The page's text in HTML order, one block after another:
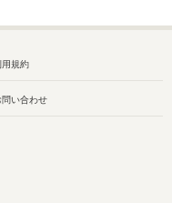
用規約
問い合わせ